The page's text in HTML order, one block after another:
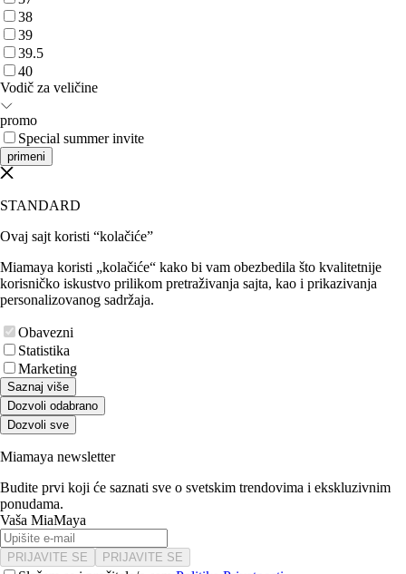
38
39
39.5
40
Vodič za veličine
promo
Special summer invite
primeni
STANDARD
Ovaj sajt koristi “kolačiće”
Miamaya koristi „kolačiće“ kako bi vam obezbedila što kvalitetnije
korisničko iskustvo prilikom pretraživanja sajta, kao i prikazivanja
personalizovanog sadržaja.
Obavezni
Statistika
Marketing
Saznaj više
Dozvoli odabrano
Dozvoli sve
Miamaya newsletter
Budite prvi koji će saznati sve o svetskim trendovima i ekskluzivnim
ponudama.
Vaša MiaMaya
PRIJAVITE SE PRIJAVITE SE